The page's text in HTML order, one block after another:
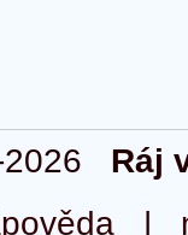
2026 Ráj
|